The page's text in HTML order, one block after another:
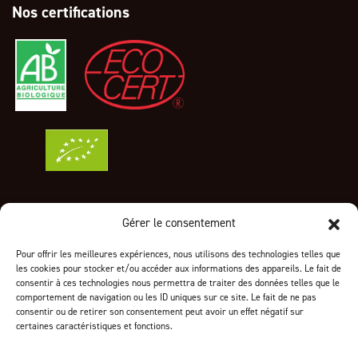
Gérer le consentement
Pour offrir les meilleures expériences, nous utilisons des technologies telles que
les cookies pour stocker et/ou accéder aux informations des appareils. Le fait de
consentir à ces technologies nous permettra de traiter des données telles que le
comportement de navigation ou les ID uniques sur ce site. Le fait de ne pas
consentir ou de retirer son consentement peut avoir un effet négatif sur
certaines caractéristiques et fonctions.
Nos certifications
Informations sur votre boutique
24 ZA des Genêts
1319 Boulevard Jean Moulin
83700 Saint-Raphaël
Appelez-nous au :04 94 96 73 79